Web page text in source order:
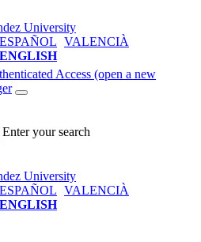
ESPAÑOL VALENCIÀ
ENGLISH
Access (open a new
Enter your search
ESPAÑOL VALENCIÀ
ENGLISH